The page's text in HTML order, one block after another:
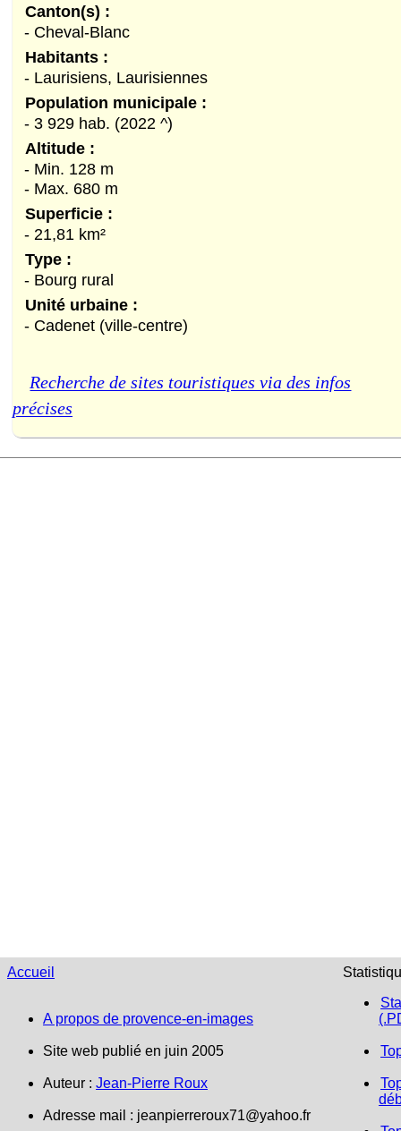
Canton(s) :
- Cheval-Blanc
Habitants :
- Laurisiens, Laurisiennes
Population municipale :
- 3 929 hab. (2022 ^)
Altitude :
- Min. 128 m
- Max. 680 m
Superficie :
- 21,81 km²
Type :
- Bourg rural
Unité urbaine :
- Cadenet (ville-centre)
Recherche de sites touristiques via des infos
précises
Accueil
A propos de provence-en-images
Site web publié en juin 2005
Auteur : Jean-Pierre Roux
Adresse mail : jeanpierreroux71@yahoo.fr